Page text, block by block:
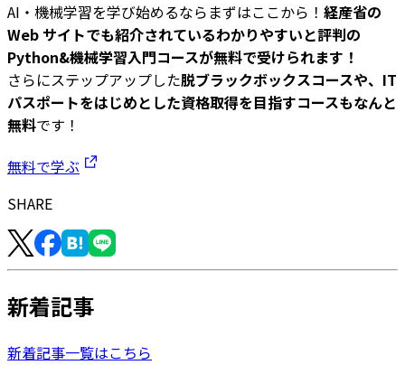
AI・機械学習を学び始めるならまずはここから！ 経産省の
Web サイトでも紹介されているわかりやすいと評判の
Python&機械学習入門コースが無料で受けられます！
さらにステップアップした脱ブラックボックスコースや、IT
パスポートをはじめとした資格取得を目指すコースもなんと
無料です！
無料で学ぶ
SHARE
新着記事
新着記事一覧はこちら